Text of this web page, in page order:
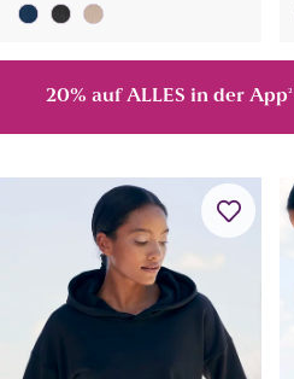
20% auf ALLES in der App²